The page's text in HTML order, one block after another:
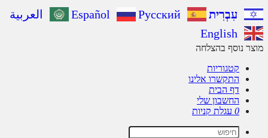
עִבְרִית Español Русский
العربية
English
נוסף בהצלחה
קטגוריות
התקשרו אלינו
דף הבית
החשבון שלי
עגלת קניות